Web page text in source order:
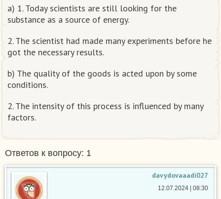
a) 1. Today scientists are still looking for the
substance as a source of energy.
2. The scientist had made many experiments before he
got the necessary results.
b) The quality of the goods is acted upon by some
conditions.
2. The intensity of this process is influenced by many
factors.
Ответов к вопросу: 1
davydovaaadi027
12.07.2024 | 08:30